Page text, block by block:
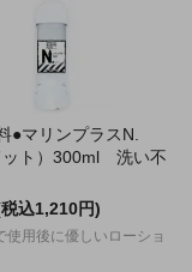
●マリンプラスN.
ット）300ml 洗い不
込1,210円)
使用後に優しいローショ